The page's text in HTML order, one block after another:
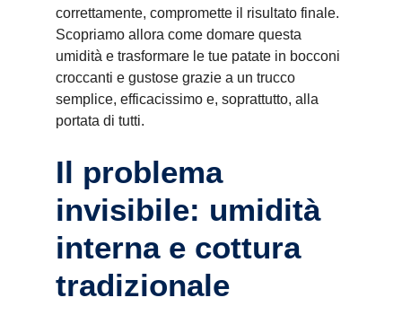
correttamente, compromette il risultato finale.
Scopriamo allora come domare questa
umidità e trasformare le tue patate in bocconi
croccanti e gustose grazie a un trucco
semplice, efficacissimo e, soprattutto, alla
portata di tutti.
Il problema
invisibile: umidità
interna e cottura
tradizionale